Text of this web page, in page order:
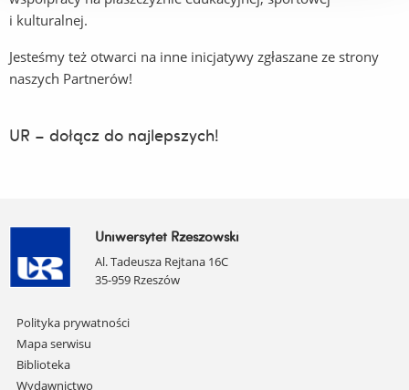
i kulturalnej.
Jesteśmy też otwarci na inne inicjatywy zgłaszane ze strony
naszych Partnerów!
UR – dołącz do najlepszych!
Uniwersytet Rzeszowski
Al. Tadeusza Rejtana 16C
35-959 Rzeszów
Pomiń
nawigację
i
przejdź
Polityka prywatności
Mapa serwisu
Biblioteka
Wydawnictwo